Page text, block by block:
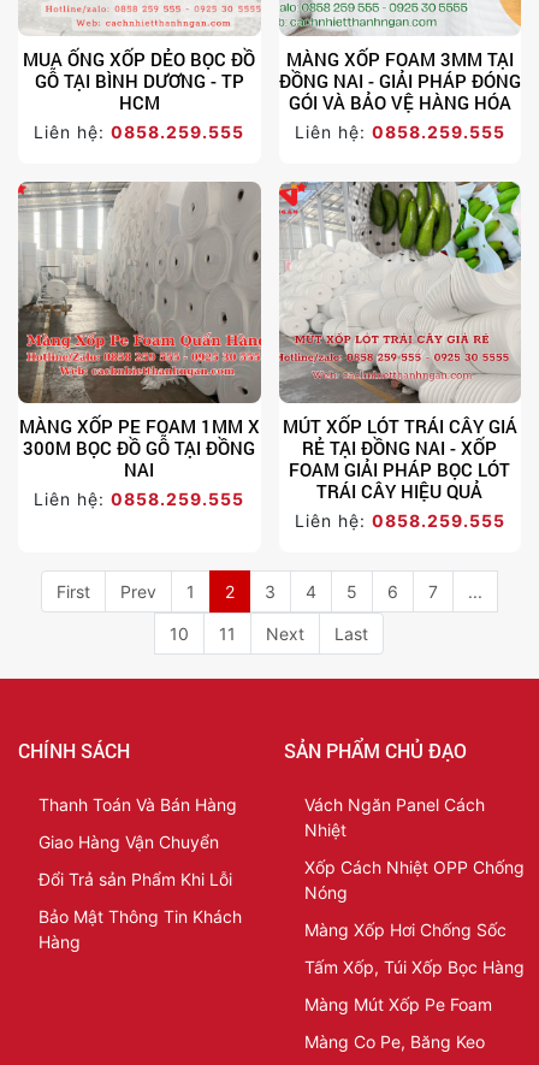
MUA ỐNG XỐP DẺO BỌC ĐỒ
GỖ TẠI BÌNH DƯƠNG - TP
HCM
Liên hệ:0858.259.555
MÀNG XỐP FOAM 3MM TẠI
ĐỒNG NAI - GIẢI PHÁP ĐÓNG
GÓI VÀ BẢO VỆ HÀNG HÓA
Liên hệ: 0858.259.555
MÀNG XỐP PE FOAM 1MM X
300M BỌC ĐỒ GỖ TẠI ĐỒNG
NAI
Liên hệ:0858.259.555
MÚT XỐP LÓT TRÁI CÂY GIÁ
RẺ TẠI ĐỒNG NAI - XỐP
FOAM GIẢI PHÁP BỌC LÓT
TRÁI CÂY HIỆU QUẢ
Liên hệ: 0858.259.555
First Prev 1 2 3 4 5 6 7 ...
10 11 Next Last
CHÍNH SÁCH
Thanh Toán Và Bán Hàng
Giao Hàng Vận Chuyển
Đổi Trả sản Phẩm Khi Lỗi
Bảo Mật Thông Tin Khách
Hàng
SẢN PHẨM CHỦ ĐẠO
Vách Ngăn Panel Cách
Nhiệt
Xốp Cách Nhiệt OPP Chống
Nóng
Màng Xốp Hơi Chống Sốc
Tấm Xốp, Túi Xốp Bọc Hàng
Màng Mút Xốp Pe Foam
Màng Co Pe, Băng Keo